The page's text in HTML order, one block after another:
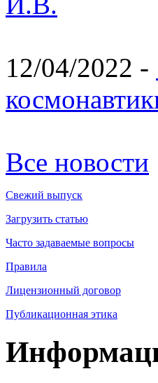
12/04/2022 -
Все новости
Свежий выпуск
Загрузить статью
Часто задаваемые вопросы
Правила
Лицензионный договор
Публикационная этика